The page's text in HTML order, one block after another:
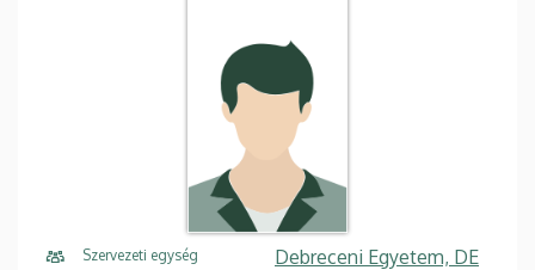
Szervezeti egység
Debreceni Egyetem, DE